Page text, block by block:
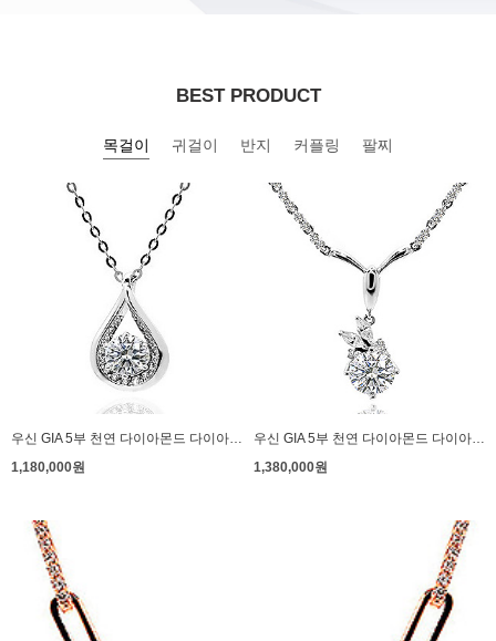
BEST PRODUCT
목걸이 귀걸이 반지 커플링 팔찌
우신 GIA 5부 천연 다이아몬드 다이아 목걸이 프로포즈 블란체
1,180,000원
우신 GIA 5부 천연 다이아몬드 다이아 목걸이 프로포즈 양장 리브
1,380,000원